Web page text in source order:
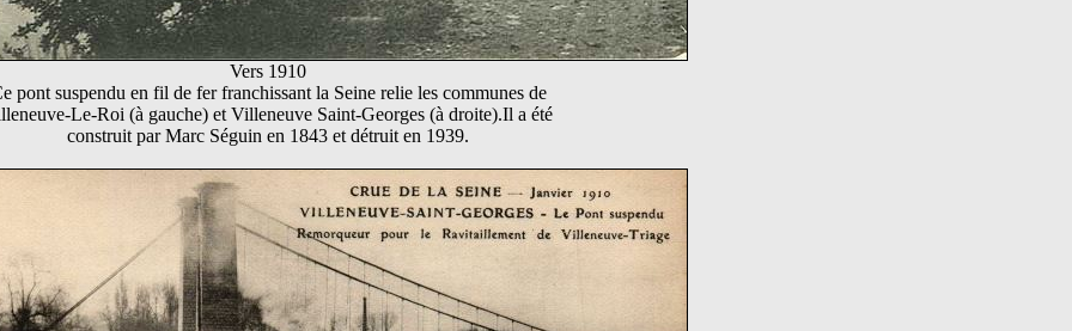
Vers 1910
pont suspendu en fil de fer franchissant la Seine relie les communes de
Le-Roi (à gauche) et Villeneuve Saint-Georges (à droite).Il a été
construit par Marc Séguin en 1843 et détruit en 1939.